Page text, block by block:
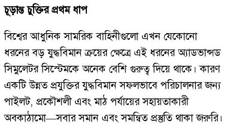
চূড়ান্ত চুক্তির প্রথম ধাপ
বিশ্বের আধুনিক সামরিক বাহিনীগুলো এখন যেকোনো
ধরনের বড় যুদ্ধবিমান ক্রয়ের ক্ষেত্রে এই ধরনের অ্যাডভান্সড
সিমুলেটর সিস্টেমকে অনেক বেশি গুরুত্ব দিয়ে থাকে। কারণ
একটি উন্নত প্রযুক্তির যুদ্ধবিমান সফলভাবে পরিচালনার জন্য
পাইলট, প্রকৌশলী এবং মাঠ পর্যায়ের সহায়তাকারী
অবকাঠামো—সবার সমান এবং সমন্বিত প্রস্তুতি থাকা জরুরি।